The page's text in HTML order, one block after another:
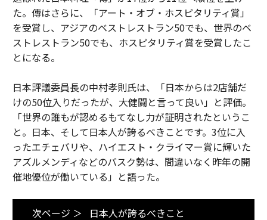
た。傳はさらに、「アート・オブ・ホスピタリティ賞」
を受賞し、アジアのベストレストラン50でも、世界のベ
ストレストラン50でも、ホスピタリティ賞を受賞したこ
とになる。
日本評議委員長の中村孝則氏は、「日本からは2店舗だ
けの50位入りだったが、大健闘と言って良い」と評価。
「世界の誰もが認めるもてなし力が証明されたというこ
と。日本、そして日本人が誇るべきことです。3位に入
ったエチェバリや、ハイエスト・クライマー賞に輝いた
アズルメンディなどのバスク勢は、間違いなく昨年の開
催地優位が働いている」と語った。
次ページ ＞ 日本人が誇るべきこと